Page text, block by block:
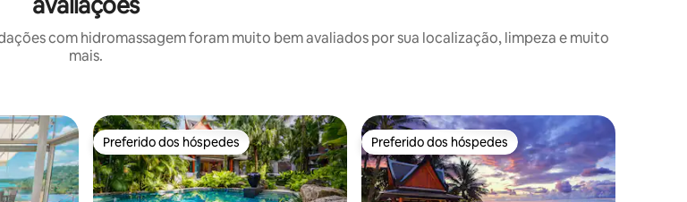
com hidromassagem foram muito bem avaliados por sua localização, limpeza e muito
mais.
Preferido dos hóspedes
Preferido dos hóspedes Preferido dos hóspedes
Preferido dos hóspedes